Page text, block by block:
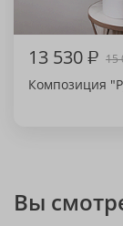
13 530₽ 15
Композиция
Вы